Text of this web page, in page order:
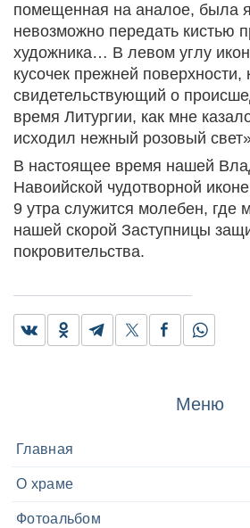
Меню
Главная
О храме
Фотоальбом
помещенная на аналое, была
невозможно передать кистью
художника… В левом углу
кусочек прежней поверхности,
свидетельствующий о
время Литургии, как мне
исходил нежный розовый
В настоящее время нашей
Навоийской чудотворной
9 утра служится молебен, где
нашей скорой Заступницы
покровительства.